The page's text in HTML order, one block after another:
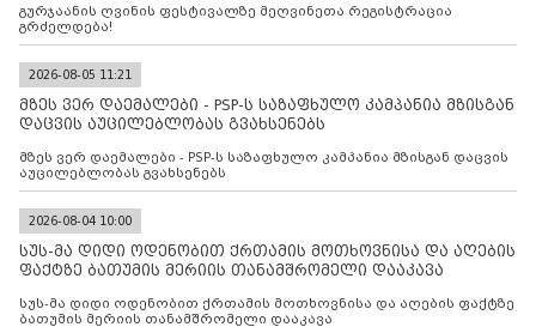
გურჯაანის ღვინის ფესტივალზე მეღვინეთა რეგისტრაცია
გრძელდება!
2026-08-05 11:21
მზეს ვერ დაემალები - PSP-ს საზაფხულო კამპანია მზისგან
დაცვის აუცილებლობას გვახსენებს
მზეს ვერ დაემალები - PSP-ს საზაფხულო კამპანია მზისგან დაცვის
აუცილებლობას გვახსენებს
2026-08-04 10:00
სუს-მა დიდი ოდენობით ქრთამის მოთხოვნისა და აღების
ფაქტზე ბათუმის მერიის თანამშრომელი დააკავა
სუს-მა დიდი ოდენობით ქრთამის მოთხოვნისა და აღების ფაქტზე
ბათუმის მერიის თანამშრომელი დააკავა